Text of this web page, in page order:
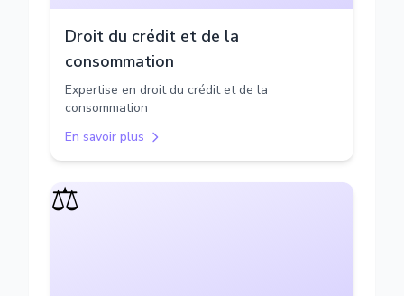
Droit du crédit et de la
consommation
Expertise en droit du crédit et de la
consommation
En savoir plus
⚖️